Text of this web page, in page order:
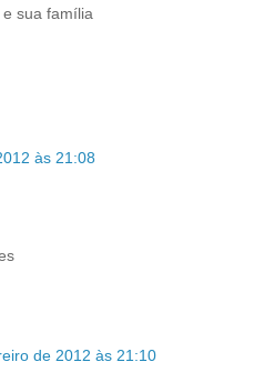
sua família
às 21:08
de 2012 às 21:10